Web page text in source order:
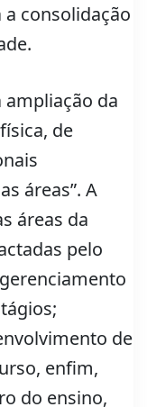
consolidação
ampliação da
de
áreas”. A
áreas da
pelo
de
enfim,
do ensino,